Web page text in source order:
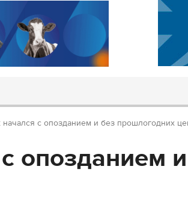
с опозданием и без прошлогодних
опозданием